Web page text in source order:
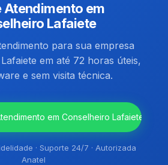
Atendimento em
Lafaiete
para sua empresa
em até 72 horas úteis,
e sem visita técnica.
em Conselheiro Lafaiete
· Suporte 24/7 · Autorizada
Anatel